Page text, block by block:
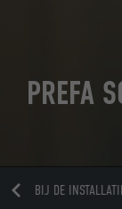
PREFA
BIJ DE